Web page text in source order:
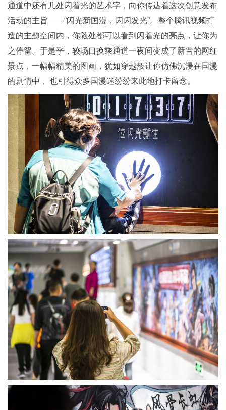
通道中还有几处闪着光的艺术字，向你传达着这次创意发布
活动的主旨——“闪光新国漫，闪闪发光”。整个腾讯视频打
造的主题空间内，你随处都可以看到闪着光的亮点，让你为
之停留。于是乎，较场口换乘通道一夜间变成了新晋的网红
景点，一幅幅精美的图画，犹如穿越般让你仿佛沉浸在国漫
的剧情中， 也引得众多国漫迷纷纷来此地打卡留念。